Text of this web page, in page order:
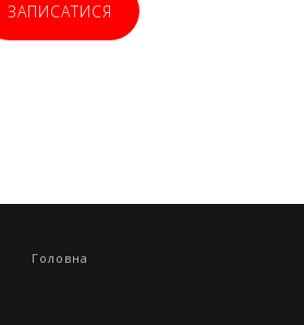
ЗАПИСАТИСЯ
Головна